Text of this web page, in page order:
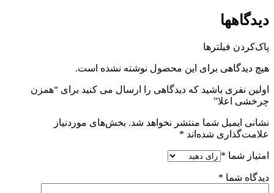
دیدگاهها
پاک‌کردن فیلترها
هیچ دیدگاهی برای این محصول نوشته نشده است.
اولین نفری باشید که دیدگاهی را ارسال می کنید برای “همزن
چرخشی اعلا”
نشانی ایمیل شما منتشر نخواهد شد. بخش‌های موردنیاز
علامت‌گذاری شده‌اند *
امتیاز شما *
دیدگاه شما *